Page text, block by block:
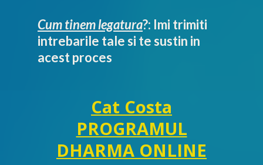
Cum tinem legatura?: Imi trimiti
intrebarile tale si te sustin in
acest proces
Cat Costa
PROGRAMUL
DHARMA ONLINE